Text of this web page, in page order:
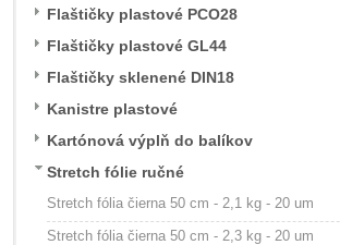
Flaštičky plastové PCO28
Flaštičky plastové GL44
Flaštičky sklenené DIN18
Kanistre plastové
Kartónová výplň do balíkov
Stretch fólie ručné
Stretch fólia čierna 50 cm - 2,1 kg - 20 um
Stretch fólia čierna 50 cm - 2,3 kg - 20 um